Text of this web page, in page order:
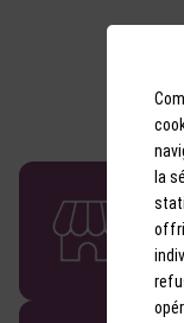
mélanger avec
agrémenter un
à merveille avec
ambrées, vins
58
la